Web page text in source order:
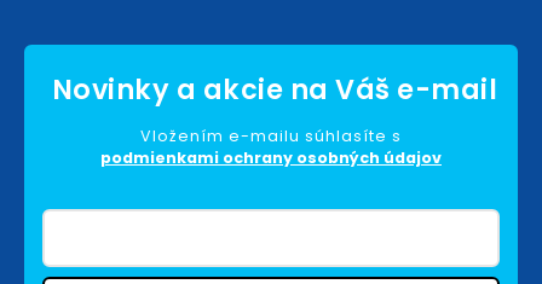
Vložením e-mailu súhlasíte s
podmienkami ochrany osobných údajov